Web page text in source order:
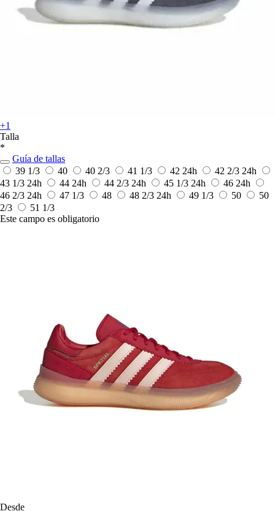
+1
Talla
*
Guía de tallas
39 1/3
40 40 2/3 41 1/3 42 24h 42 2/3 24h
43 1/3 24h 44 24h 44 2/3 24h 45 1/3 24h 46 24h
46 2/3 24h 47 1/3 48 48 2/3 24h 49 1/3 50
50
2/3
51 1/3
Este campo es obligatorio
Desde